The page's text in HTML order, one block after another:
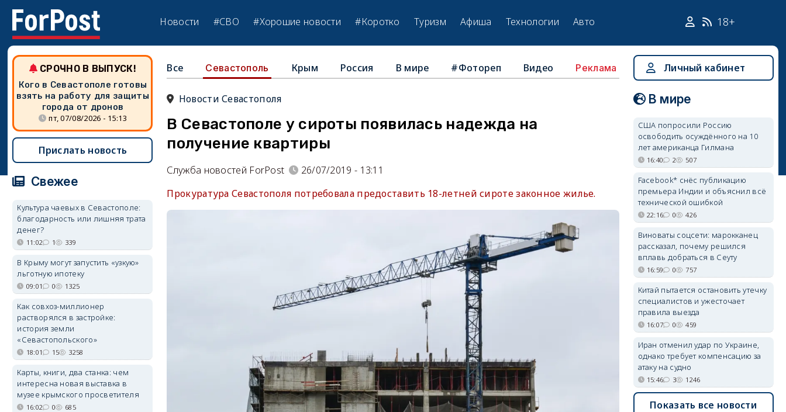
Новости #СВО #Хорошие новости #Коротко Туризм Афиша Технологии Авто 18+
Все Севастополь Крым Россия В мире #Фотореп Видео Реклама
Новости Севастополя
В Севастополе у сироты появилась надежда на
получение квартиры
Служба новостей ForPost
26/07/2019 - 13:11
Прокуратура Севастополя потребовала предоставить 18-летней сироте законное жилье.
СРОЧНО В ВЫПУСК!
Кого в Севастополе готовы
взять на работу для защиты
города от дронов
пт, 07/08/2026 - 15:13
Прислать новость
Свежее
Культура чаевых в Севастополе:
благодарность или лишняя трата
денег?
11:02 1 339
В Крыму могут запустить «узкую»
льготную ипотеку
09:01 0 1325
Как совхоз-миллионер
растворялся в застройке:
история земли
«Севастопольского»
18:01 15 3258
Карты, книги, два станка: чем
интересна новая выставка в
музее крымского просветителя
16:02 0 685
Личный кабинет
В мире
США попросили Россию
освободить осуждённого на 10
лет американца Гилмана
16:40 2 507
Facebook* снёс публикацию
премьера Индии и объяснил всё
технической ошибкой
22:16 0 426
Виноваты соцсети: марокканец
рассказал, почему решился
вплавь добраться в Сеуту
16:59 0 757
Китай пытается остановить утечку
специалистов и ужесточает
правила выезда
16:07 0 459
Иран отменил удар по Украине,
однако требует компенсацию за
атаку на судно
15:46 3 1246
Показать все новости